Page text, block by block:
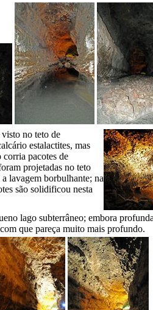
no teto de
estalactites, mas
corria pacotes de
projetadas no teto
lavagem borbulhante; na
são solidificou nesta
lago subterrâneo; embora
que pareça muito mais profundo.